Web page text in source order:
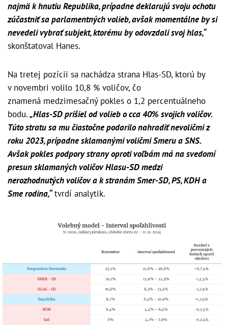
najmä k hnutiu Republika, prípadne deklarujú svoju ochotu
zúčastniť sa parlamentných volieb, avšak momentálne by si
nevedeli vybrať subjekt, ktorému by odovzdali svoj hlas,“
skonštatoval Hanes.
Na tretej pozícii sa nachádza strana Hlas-SD, ktorú by
v novembri volilo 10,8 % voličov, čo
znamená medzimesačný pokles o 1,2 percentuálneho
bodu.„Hlas-SD prišiel od volieb o cca 40% svojich voličov.
Túto stratu sa mu čiastočne podarilo nahradiť nevoličmi z
roku 2023, prípadne sklamanými voličmi Smeru a SNS.
Avšak pokles podpory strany oproti voľbám má na svedomí
presun sklamaných voličov Hlasu-SD medzi
nerozhodnutých voličov a k stranám Smer-SD, PS, KDH a
Sme rodina,“tvrdí analytik.